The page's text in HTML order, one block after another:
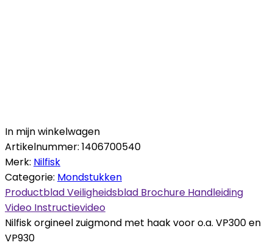
In mijn winkelwagen
Artikelnummer: 1406700540
Merk: Nilfisk
Categorie: Mondstukken
ProductbladVeiligheidsblad Brochure Handleiding
Video Instructievideo
Nilfisk orgineel zuigmond met haak voor o.a. VP300 en
VP930